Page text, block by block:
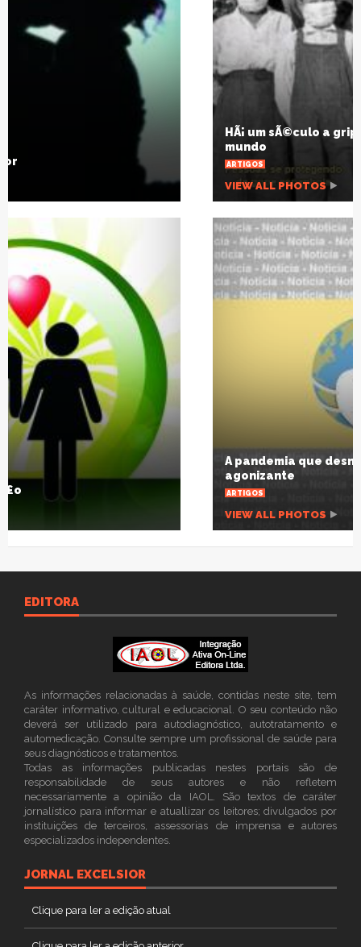
HÃ¡ um sÃ©culo a gripe espanhola mudou o
A pandemia que desnuda um planeta
agonizante
EDITORA
As informações relacionadas à saúde, contidas neste site, tem
caráter informativo, cultural e educacional. O seu conteúdo não
deverá ser utilizado para autodiagnóstico, autotratamento e
automedicação. Consulte sempre um profissional de saúde para
seus diagnósticos e tratamentos.
Todas as informações publicadas nestes portais são de
responsabilidade de seus autores e não refletem
necessariamente a opinião da IAOL. São textos de caráter
jornalístico para informar e atuallizar os leitores; divulgados por
instituições de terceiros, assessorias de imprensa e autores
especializados independentes.
JORNAL EXCELSIOR
Clique para ler a edição atual